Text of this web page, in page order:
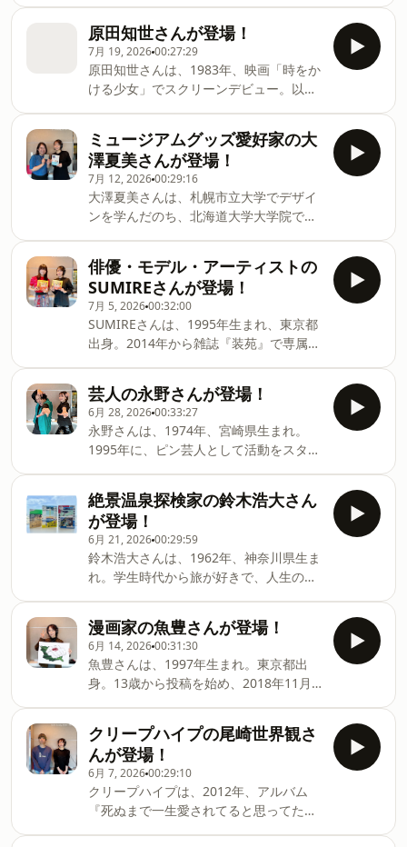
です。どんな内容になっているのでしょ
う？吉岡里帆が伺います。番組SNSでは
ゲストとの写真もアップされています。
番組アカウントはこちらから👇▼UR
LIFESTYLE COLLEGE 公式X&nbsp;🐦
COLLEGEは毎週日曜日18:00から📻札幌
FM NORTH WAVE、東京J-WAVE、名古屋
ZIP-FM、大阪 FM802、福岡CROSSFMの
JFL5局で放送中です。ラジオでは様
歌手デビュー。コメディアン、アーティ
スト、俳優、司会とマルチに活躍されて
いらっしゃいます。UR LIFESTYLE
COLLEGEの出演は、およそ８年ぶり！
今回は、音楽のお話からライフススタイ
ルまで、いろいろと伺ってみたいと思い
ます。番組SNSではゲストとの写真もア
ップされています。番組アカウントはこ
ちらから👇▼UR LIFESTYLE COLLEGE 公
式X&nbsp;🐦▼UR LIFESTYLE COLLEGE
公式Instagram&nbsp;📷UR LIFE STLYE
ZIP-FM、大阪 FM802、福岡CROSSFMの
JFL5局で放送中です。ラジオでは様々な
ジ
原田知世さんが登場！
7月 19, 202600:27:29
原田知世さんは、1983年、映画「時をか
ける少女」でスクリーンデビュー。以
に、歌手としても、デビュー当時からコ
ンスタントにアルバムを発表。俳優・歌
手と、幅広く活躍されていらっしゃいま
す。UR LIFESTYLE COLLEGEの出演は、
およそ9年ぶりです！ 番組SNSではゲ
ストとの写真もアップされています。番
組アカウントはこちらから👇▼UR
LIFESTYLE COLLEGE 公式X&nbsp;🐦
▼UR LIFESTYLE COLLEGE 公式
Instagram&nbsp;📷UR LIFE STLYE
COLLEGEは毎週日曜日18:00から📻札幌
FM NORTH WAVE、東京J-WAVE、名古屋
ZIP-FM、大阪 FM802、福岡CROSSFMの
JFL5局で放送中です。ラジオでは様々な
ジャンルのエキスパートにお話を伺うコ
ーナーもお届けしていますので
ミュージアムグッズ愛好家の大
澤夏美さんが登場！
7月 12, 202600:29:16
大澤夏美さんは、札幌市立大学でデザイ
ンを学んだのち、北海道大学大学院で博
ッズを研究！卒業後は会社員を経て、ミ
ュージアムグッズ愛好家として活動をス
タートされました。今回は、ミュージア
ムグッズの世界へ・・・皆さんとご一緒
したいと思います。番組SNSではゲスト
との写真もアップされています。番組ア
カウントはこちらから👇▼UR LIFESTYLE
COLLEGE 公式X&nbsp;🐦▼UR
LIFESTYLE COLLEGE 公式
Instagram&nbsp;📷UR LIFE STLYE
COLLEGEは毎週日曜日18:00から📻札幌
JFL5局で放送中です。ラジオでは様々な
ジャンルのエキスパートにお話を伺うコ
ーナーもお届けしていますので、ぜひこ
ちらも聞いてみ
俳優・モデル・アーティストの
SUMIREさんが登場！
7月 5, 202600:32:00
SUMIREさんは、1995年生まれ、東京都
出身。2014年から雑誌『装苑』で専属モ
俳優としても、映画やドラマなどで活躍
されていらっしゃいます。また、2023年
には、アーティストとして、初の個展を
開催！昨年は絵本『ほろほろもみじ』を
発売し、話題です。今回は、幅広く活躍
されているSUMIREさんの魅力に、吉岡
里帆の視点で迫ります。番組SNSではゲ
ストとの写真もアップされています。番
組アカウントはこちらから👇▼UR
LIFESTYLE COLLEGE 公式X&nbsp;🐦
▼UR LIFESTYLE COLLEGE 公式
FM NORTH WAVE、東京J-WAVE、名古屋
ZIP-FM、大阪 FM802、福岡CROSSFMの
JFL5局で放送中です。ラジオ
芸人の永野さんが登場！
6月 28, 202600:33:27
永野さんは、1974年、宮崎県生まれ。
1995年に、ピン芸人として活動をスター
などでご活躍！また、芸能界きっての映
画ファンでもある永野さん！昨年は
『MAD MASK』で映画監督としてデビュ
ーされました。今回は、芸人としての活
動や映画のお話・・・また、ライフスタ
イルまで。永野さんの「今」に迫りま
す。番組SNSではゲストとの写真もアッ
プされています。番組アカウントはこち
らから👇▼UR LIFESTYLE COLLEGE 公式
X&nbsp;🐦▼UR LIFESTYLE COLLEGE 公
式Instagram&nbsp;📷UR LIFE STLYE
ZIP-FM、大阪 FM802、福岡CROSSFMの
JFL5局で放送中です。ラジオでは様々な
ジャンルのエキス
絶景温泉探検家の鈴木浩大さん
が登場！
6月 21, 202600:29:59
鈴木浩大さんは、1962年、神奈川県生ま
れ。学生時代から旅が好きで、人生の半
た「スペシャリスト」！これまでに52カ
国、およそ1300か所の海外の温泉を訪れ
たという鈴木さんと、温泉旅へ・・・今
回は皆さんと、ご一緒したいと思いま
す。番組アカウントはこちらから👇▼UR
LIFESTYLE COLLEGE 公式X&nbsp;🐦
▼UR LIFESTYLE COLLEGE 公式
Instagram&nbsp;📷UR LIFE STLYE
COLLEGEは毎週日曜日18:00から📻札幌
FM NORTH WAVE、東京J-WAVE、名古屋
ZIP-FM、大阪 FM802、福岡CROSSFMの
漫画家の魚豊さんが登場！
6月 14, 202600:31:30
魚豊さんは、1997年生まれ。東京都出
身。13歳から投稿を始め、2018年11月
2000年に連載をスタートした「チ。−地
球の運動について−」は、数々の漫画賞
を受賞し、シリーズ累計発行部数 570万
部を超える大ヒットシリーズとなってい
ます。今回は、唯一無二の存在、魚豊さ
んの魅力に、吉岡里帆の視点で迫ってみ
たいと思います。番組SNSではゲストと
クリープハイプの尾崎世界観さ
んが登場！
6月 7, 202600:29:10
クリープハイプは、2012年、アルバム
『死ぬまで一生愛されてると思ってた